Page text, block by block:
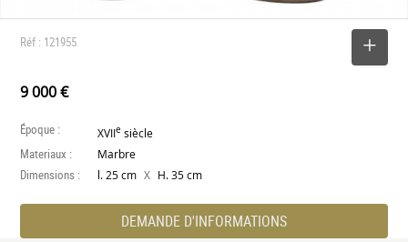
Réf : 121955
9 000 €
Époque : XVIIe siècle
Materiaux : Marbre
Dimensions : l. 25 cm X H. 35 cm
DEMANDE D'INFORMATIONS